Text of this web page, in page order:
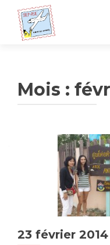
Mois :
23 février 2014